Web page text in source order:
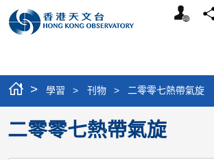
個
分
> 學習 > 刊物 > 二零零七熱帶氣旋
二零零七熱帶氣旋